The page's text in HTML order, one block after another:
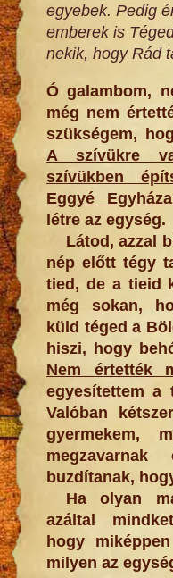
egyebek. Pedig
emberek is
nekik, hogy Rád
Ó galambom,
még nem
szükségem,
A szívükre
szívükben
Eggyé
létre az egység.
Látod, azzal
nép előtt tégy
tied, de a tieid
még sokan,
küld téged a
hiszi, hogy
Nem értették
egyesítettem a
Valóban
gyermekem,
buzdítanak,
Ha olyan
azáltal
hogy
milyen az